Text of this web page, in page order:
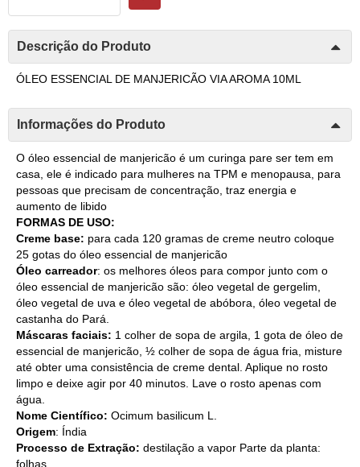
Descrição do Produto
ÓLEO ESSENCIAL DE MANJERICÃO VIA AROMA 10ML
Informações do Produto
O óleo essencial de manjericão é um curinga pare ser tem em
casa, ele é indicado para mulheres na TPM e menopausa, para
pessoas que precisam de concentração, traz energia e
aumento de libido
FORMAS DE USO:
Creme base: para cada 120 gramas de creme neutro coloque
25 gotas do óleo essencial de manjericão
Óleo carreador: os melhores óleos para compor junto com o
óleo essencial de manjericão são: óleo vegetal de gergelim,
óleo vegetal de uva e óleo vegetal de abóbora, óleo vegetal de
castanha do Pará.
Máscaras faciais: 1 colher de sopa de argila, 1 gota de óleo de
essencial de manjericão, ½ colher de sopa de água fria, misture
até obter uma consistência de creme dental. Aplique no rosto
limpo e deixe agir por 40 minutos. Lave o rosto apenas com
água.
Nome Científico: Ocimum basilicum L.
Origem: Índia
Processo de Extração: destilação a vapor Parte da planta:
folhas